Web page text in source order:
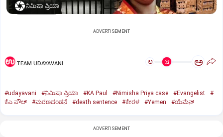
ನಿಮಿಷಾ ಪ್ರಿಯಾ
ADVERTISEMENT
TEAM UDAYAVANI ಅ ಅ
#udayavani #ನಿಮಿಷಾ ಪ್ರಿಯಾ #KA Paul #Nimisha Priya case #Evangelist
#
ಕೆಎ ಪೌಲ್
#ಮರಣದಂಡನೆ #death sentence #ಕೇರಳ #Yemen #ಯೆಮೆನ್‌
ADVERTISEMENT